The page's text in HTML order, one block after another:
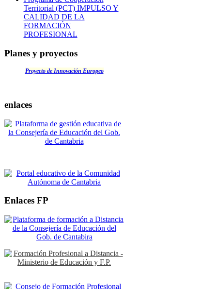
Territorial (PCT) IMPULSO Y
CALIDAD DE LA
FORMACIÓN
PROFESIONAL
Planes y proyectos
Proyecto de Innovación Europeo
enlaces
Enlaces FP